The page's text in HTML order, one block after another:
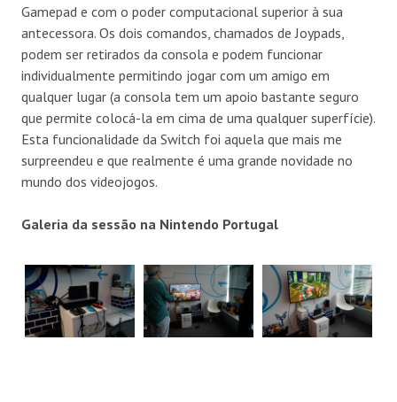
Gamepad e com o poder computacional superior à sua
antecessora. Os dois comandos, chamados de Joypads,
podem ser retirados da consola e podem funcionar
individualmente permitindo jogar com um amigo em
qualquer lugar (a consola tem um apoio bastante seguro
que permite colocá-la em cima de uma qualquer superfície).
Esta funcionalidade da Switch foi aquela que mais me
surpreendeu e que realmente é uma grande novidade no
mundo dos videojogos.
Galeria da sessão na Nintendo Portugal